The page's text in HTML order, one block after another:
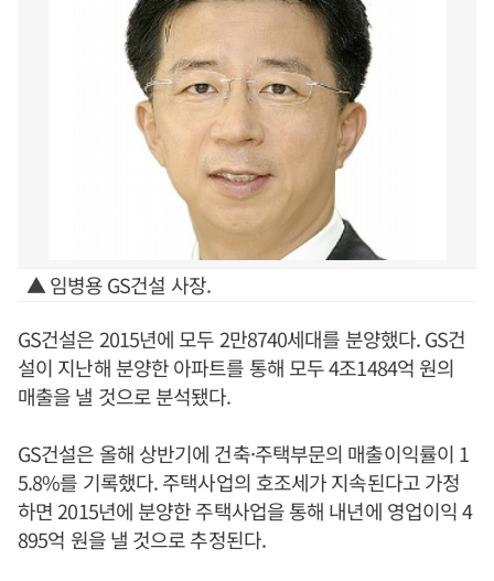
▲ 임병용 GS건설 사장.
GS건설은 2015년에 모두 2만8740세대를 분양했다. GS건
설이 지난해 분양한 아파트를 통해 모두 4조1484억 원의
매출을 낼 것으로 분석됐다.
GS건설은 올해 상반기에 건축·주택부문의 매출이익률이 1
5.8%를 기록했다. 주택사업의 호조세가 지속된다고 가정
하면 2015년에 분양한 주택사업을 통해 내년에 영업이익 4
895억 원을 낼 것으로 추정된다.